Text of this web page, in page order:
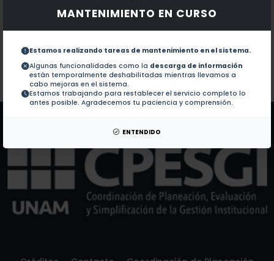
MANTENIMIENTO EN CURSO
Estamos realizando tareas de mantenimiento en el sistema.
Algunas funcionalidades como la descarga de información
están temporalmente deshabilitadas mientras llevamos a
cabo mejoras en el sistema.
Estamos trabajando para restablecer el servicio completo lo
antes posible. Agradecemos tu paciencia y comprensión.
ENTENDIDO
Colaboraciones en Tesis: No hay tesis de este autor.
Patentes: No hay patentes de este autor.